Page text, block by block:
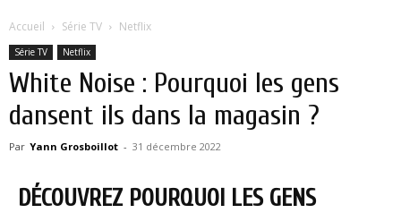
Accueil Série TV Netflix
Série TV Netflix
White Noise : Pourquoi les gens
dansent ils dans la magasin ?
Par Yann Grosboillot - 31 décembre 2022
DÉCOUVREZ POURQUOI LES GENS